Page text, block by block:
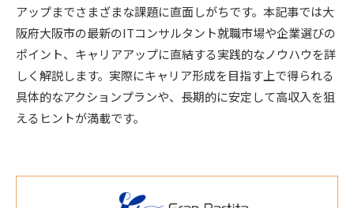
アップまでさまざまな課題に直面しがちです。本記事では大
阪府大阪市の最新のITコンサルタント就職市場や企業選びの
ポイント、キャリアアップに直結する実践的なノウハウを詳
しく解説します。実際にキャリア形成を目指す上で得られる
具体的なアクションプランや、長期的に安定して高収入を狙
えるヒントが満載です。